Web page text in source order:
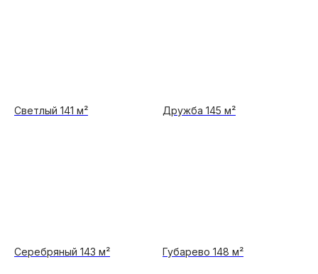
Светлый 141 м² Дружба 145 м²
Серебряный 143 м² Губарево 148 м²